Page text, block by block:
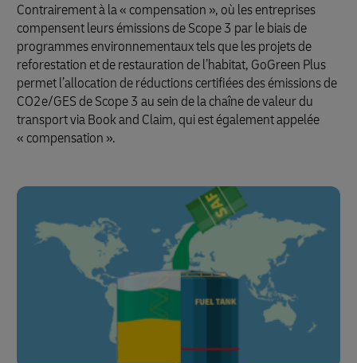
Contrairement à la « compensation », où les entreprises
compensent leurs émissions de Scope 3 par le biais de
programmes environnementaux tels que les projets de
reforestation et de restauration de l’habitat, GoGreen Plus
permet l’allocation de réductions certifiées des émissions de
CO2e/GES de Scope 3 au sein de la chaîne de valeur du
transport via Book and Claim, qui est également appelée
« compensation ».